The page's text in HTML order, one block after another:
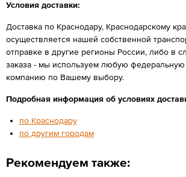
Условия доставки:
Доставка по Краснодару, Краснодарскому
осуществляется нашей собственной
отправке в другие регионы России, либо в
заказа - мы используем любую федеральную
компанию по Вашему выбору.
Подробная информация об условиях
по Краснодару
по другим городам
Рекомендуем также: